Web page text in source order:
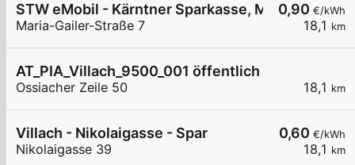
0,90 €/kWh
18,1 km
STW eMobil - Kärntner Sparkasse, Maria-Gailer-
Maria-Gailer-Straße 7
18,1 km
AT_PIA_Villach_9500_001 öffentlich
Ossiacher Zeile 50
0,60 €/kWh
18,1 km
Villach - Nikolaigasse - Spar
Nikolaigasse 39